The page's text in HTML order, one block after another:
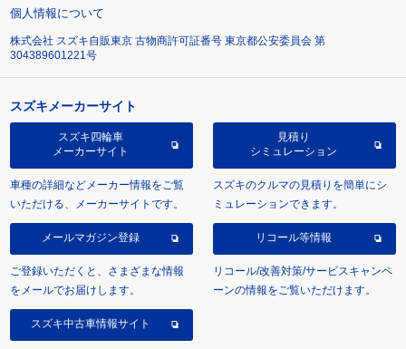
個人情報について
株式会社 スズキ自販東京 古物商許可証番号 東京都公安委員会 第
304389601221号
スズキメーカーサイト
スズキ四輪車
メーカーサイト
車種の詳細などメーカー情報をご覧
いただける、メーカーサイトです。
見積り
シミュレーション
スズキのクルマの見積りを簡単にシ
ミュレーションできます。
メールマガジン登録
ご登録いただくと、さまざまな情報
をメールでお届けします。
リコール等情報
リコール/改善対策/サービスキャンペ
ーンの情報をご覧いただけます。
スズキ中古車情報サイト